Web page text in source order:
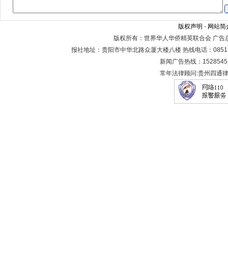
版权声明 - 网站简
版权所有：世界华人华侨精英联合会 广
报社地址：贵阳市中华北路众厦大楼八楼 热线电话：
新闻广告热线：
常年法律顾问:贵州四通